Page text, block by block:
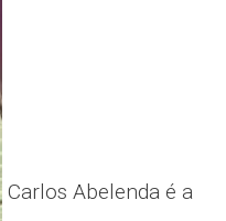
Carlos Abelenda é a